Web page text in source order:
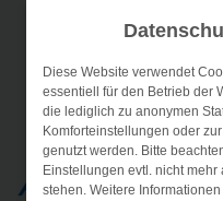
Diese Website verwendet
essentiell für den Betrieb der
die lediglich zu anonymen
Komforteinstellungen oder
genutzt werden. Bitte
Einstellungen evtl. nicht
stehen. Weitere